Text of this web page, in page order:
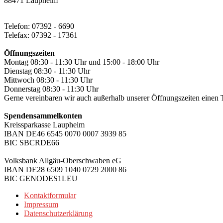
Telefon: 07392 - 6690
Telefax: 07392 - 17361
Öffnungszeiten
Montag 08:30 - 11:30 Uhr und 15:00 - 18:00 Uhr
Dienstag 08:30 - 11:30 Uhr
Mittwoch 08:30 - 11:30 Uhr
Donnerstag 08:30 - 11:30 Uhr
Gerne vereinbaren wir auch außerhalb unserer Öffnungszeiten einen
Spendensammelkonten
Kreissparkasse Laupheim
IBAN DE46 6545 0070 0007 3939 85
BIC SBCRDE66
Volksbank Allgäu-Oberschwaben eG
IBAN DE28 6509 1040 0729 2000 86
BIC GENODES1LEU
Kontaktformular
Impressum
Datenschutzerklärung